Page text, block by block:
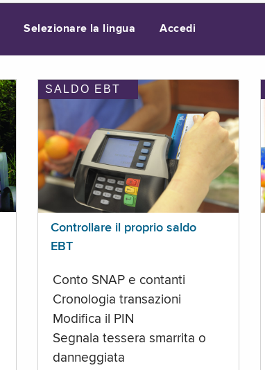
Selezionare la lingua Accedi
SALDO EBT
Controllare il proprio saldo
EBT
Conto SNAP e contanti
Cronologia transazioni
Modifica il PIN
Segnala tessera smarrita o
danneggiata